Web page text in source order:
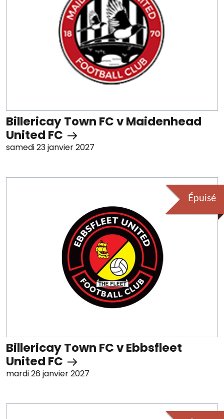
Billericay Town FC v Maidenhead
United FC
samedi 23 janvier 2027
Épuisé
Billericay Town FC v Ebbsfleet
United FC
mardi 26 janvier 2027